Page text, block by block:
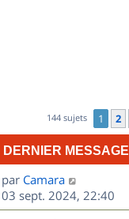
144 sujets 1 2
DERNIER MESSAGE
D
e
r
par Camara
03 sept. 2024, 22:40